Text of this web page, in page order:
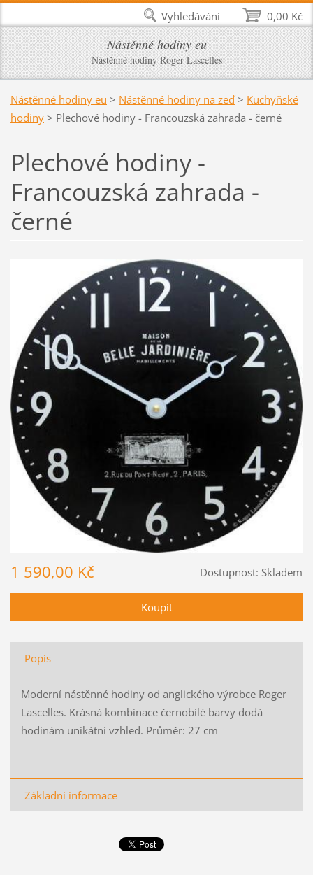
Nástěnné hodiny eu
Nástěnné hodiny Roger Lascelles
Nástěnné hodiny eu > Nástěnné hodiny na zeď > Kuchyňské
hodiny > Plechové hodiny - Francouzská zahrada - černé
Plechové hodiny -
Francouzská zahrada -
černé
Dostupnost: Skladem
1 590,00 Kč
Popis
Moderní nástěnné hodiny od anglického výrobce Roger
Lascelles. Krásná kombinace černobílé barvy dodá
hodinám unikátní vzhled. Průměr: 27 cm
Základní informace
0,00 Kč
Vyhledávání